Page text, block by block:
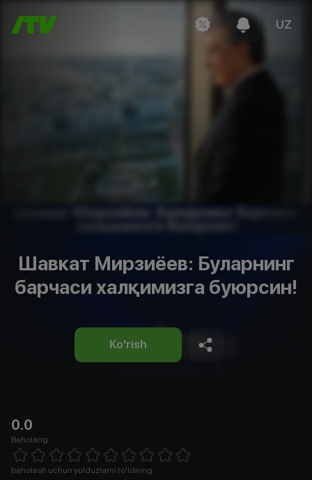
UZ
Шавкат Мирзиёев: Буларнинг
барчаси халқимизга буюрсин!
Ko'rish
0.0
Baholang
1 Star 2 Stars 3 Stars 4 Stars5 Stars 6 Stars7 Stars8 Stars
baholash uchun yulduzlarni to'ldiring